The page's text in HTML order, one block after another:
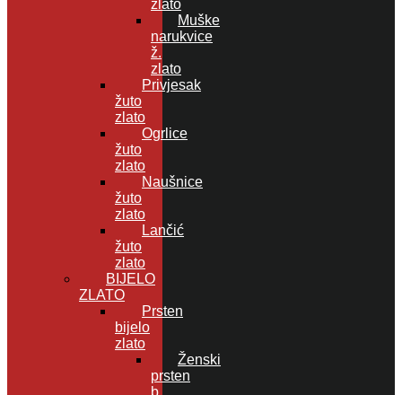
zlato
Muške
narukvice
ž.
zlato
Privjesak
žuto
zlato
Ogrlice
žuto
zlato
Naušnice
žuto
zlato
Lančić
žuto
zlato
BIJELO
ZLATO
Prsten
bijelo
zlato
Ženski
prsten
b.